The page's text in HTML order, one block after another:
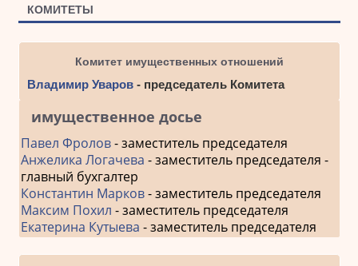
КОМИТЕТЫ
Комитет имущественных отношений
Владимир Уваров- председатель Комитета
имущественное досье
Павел Фролов- заместитель председателя
Анжелика Логачева - заместитель председателя -
главный бухгалтер
Константин Марков- заместитель председателя
Максим Похил - заместитель председателя
Екатерина Кутыева - заместитель председателя